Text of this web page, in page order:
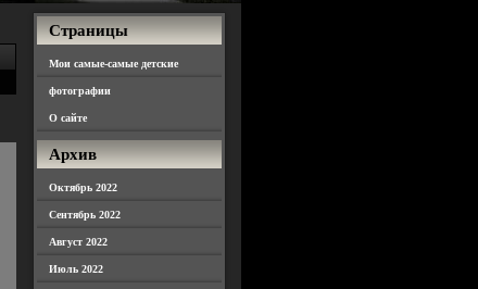
Страницы
Мои самые-самые детские
фотографии
О сайте
Архив
Октябрь 2022
Сентябрь 2022
Август 2022
Июль 2022